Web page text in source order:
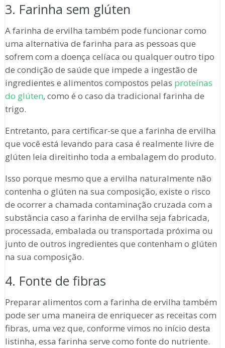
3. Farinha sem glúten
A farinha de ervilha também pode funcionar como
uma alternativa de farinha para as pessoas que
sofrem com a doença celíaca ou qualquer outro tipo
de condição de saúde que impede a ingestão de
ingredientes e alimentos compostos pelas proteínas
do glúten, como é o caso da tradicional farinha de
trigo.
Entretanto, para certificar-se que a farinha de ervilha
que você está levando para casa é realmente livre de
glúten leia direitinho toda a embalagem do produto.
Isso porque mesmo que a ervilha naturalmente não
contenha o glúten na sua composição, existe o risco
de ocorrer a chamada contaminação cruzada com a
substância caso a farinha de ervilha seja fabricada,
processada, embalada ou transportada próxima ou
junto de outros ingredientes que contenham o glúten
na sua composição.
4. Fonte de fibras
Preparar alimentos com a farinha de ervilha também
pode ser uma maneira de enriquecer as receitas com
fibras, uma vez que, conforme vimos no início desta
listinha, essa farinha serve como fonte do nutriente.